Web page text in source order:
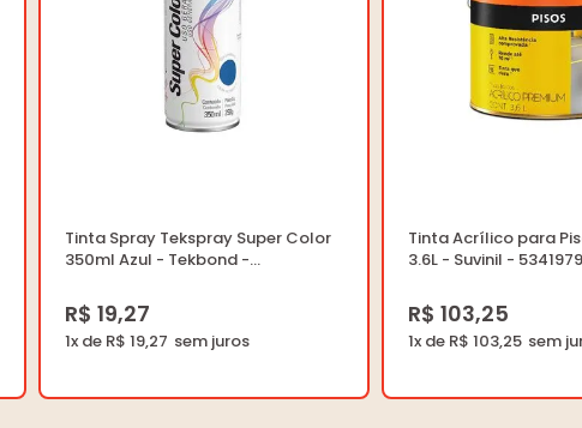
Tinta Spray Tekspray Super Color
350ml Azul - Tekbond -
R$ 19,27
1x de R$ 19,27
Tinta Acrílico para
3.6L - Suvinil -
R$ 103,25
1x de R$ 103,25